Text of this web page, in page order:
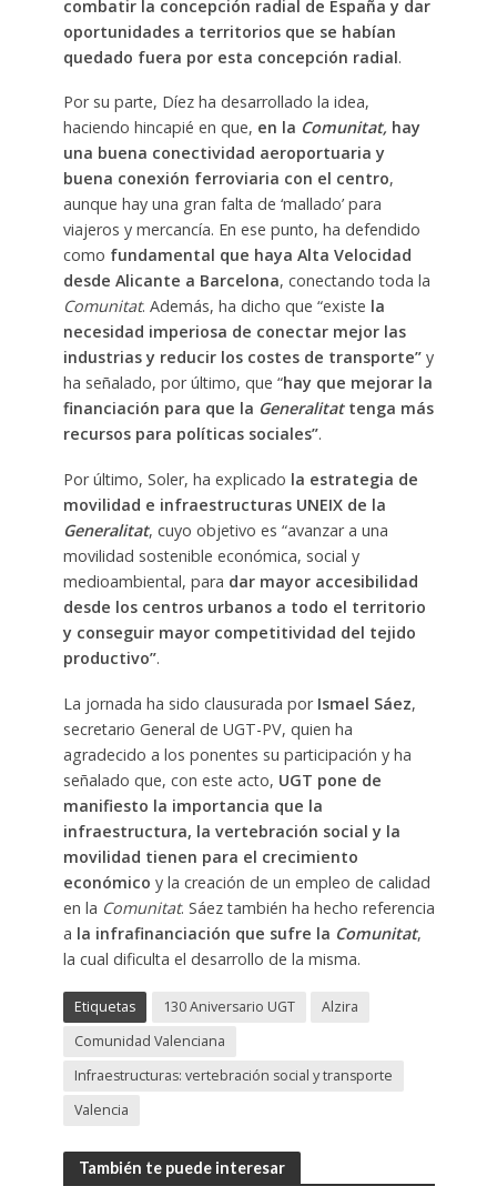
combatir la concepción radial de España y dar
oportunidades a territorios que se habían
quedado fuera por esta concepción radial.
Por su parte, Díez ha desarrollado la idea,
haciendo hincapié en que, en la Comunitat,hay
una buena conectividad aeroportuaria y
buena conexión ferroviaria con el centro,
aunque hay una gran falta de ‘mallado’ para
viajeros y mercancía. En ese punto, ha defendido
como fundamental que haya Alta Velocidad
desde Alicante a Barcelona, conectando toda la
Comunitat. Además, ha dicho que “existe la
necesidad imperiosa de conectar mejor las
industrias y reducir los costes de transporte”y
ha señalado, por último, que “hay que mejorar la
financiación para que la Generalitattenga más
recursos para políticas sociales”.
Por último, Soler, ha explicado la estrategia de
movilidad e infraestructuras UNEIX de la
Generalitat, cuyo objetivo es “avanzar a una
movilidad sostenible económica, social y
medioambiental, para dar mayor accesibilidad
desde los centros urbanos a todo el territorio
y conseguir mayor competitividad del tejido
productivo”.
La jornada ha sido clausurada por Ismael Sáez,
secretario General de UGT-PV, quien ha
agradecido a los ponentes su participación y ha
señalado que, con este acto, UGT pone de
manifiesto la importancia que la
infraestructura, la vertebración social y la
movilidad tienen para el crecimiento
económico y la creación de un empleo de calidad
en la Comunitat. Sáez también ha hecho referencia
a la infrafinanciación que sufre la Comunitat,
la cual dificulta el desarrollo de la misma.
Etiquetas 130 Aniversario UGT
Alzira
Comunidad Valenciana
Infraestructuras: vertebración social y transporte
Valencia
También te puede interesar